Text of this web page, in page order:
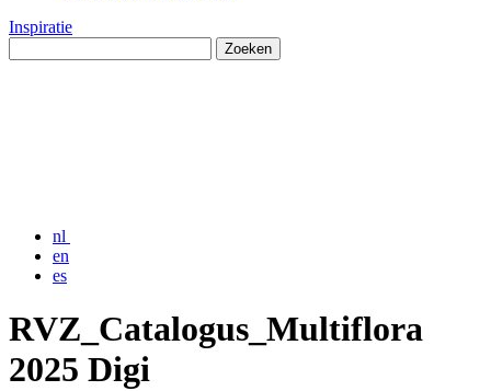
Inspiratie
nl
en
es
RVZ_Catalogus_Multiflora
2025 Digi